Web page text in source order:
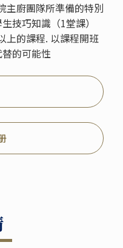
主廚團隊所準備的特別
技巧知識（1堂課）
上的課程. 以課程開班
的可能性